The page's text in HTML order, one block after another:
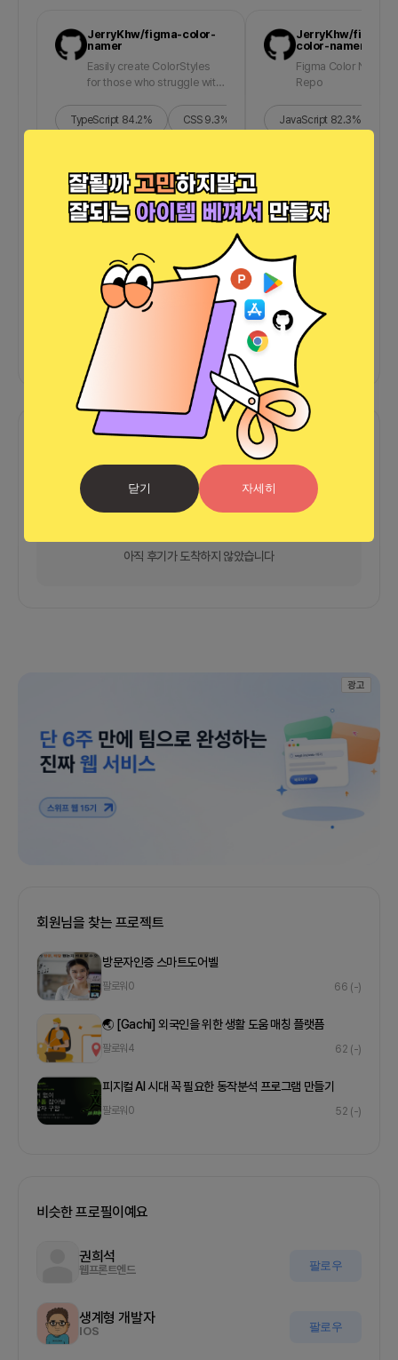
닫기 자세히
JerryKhw/figma-color-
namer
Easily create ColorStyles
for those who struggle with
TypeScript 84.2% CSS 9.3% JavaScript4.8%
JerryKhw/figma-
color-namer-api
Figma Color Namer
Repo
JavaScript 82.3%
함께한 사람들이 남긴 말
커피챗 프로젝트 프로챗 0
아직 후기가 도착하지 않았습니다
광고
회원님을 찾는 프로젝트
방문자인증 스마트도어벨
팔로워 0 66 (-)
🌏 [Gachi] 외국인을 위한 생활 도움 매칭 플랫픔
팔로워 4 62 (-)
피지컬 AI 시대 꼭 필요한 동작분석 프로그램 만들기
팔로워 0 52 (-)
비슷한 프로필이예요
권희석
웹프론트엔드 팔로우
생계형 개발자
IOS 팔로우